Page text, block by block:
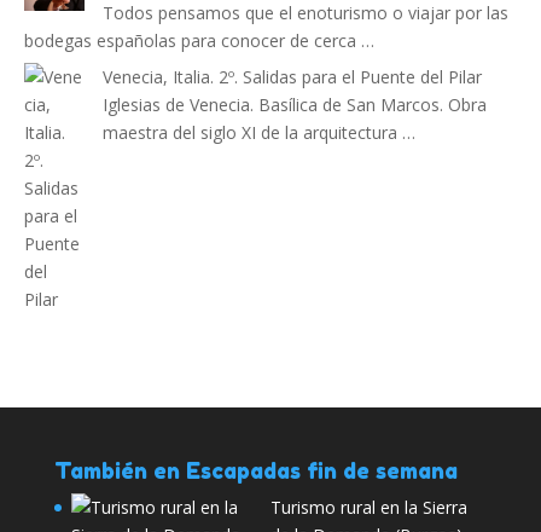
Todos pensamos que el enoturismo o viajar por las
bodegas españolas para conocer de cerca …
Venecia, Italia. 2º. Salidas para el Puente del Pilar
Iglesias de Venecia. Basílica de San Marcos. Obra
maestra del siglo XI de la arquitectura …
También en Escapadas fin de semana
Turismo rural en la Sierra